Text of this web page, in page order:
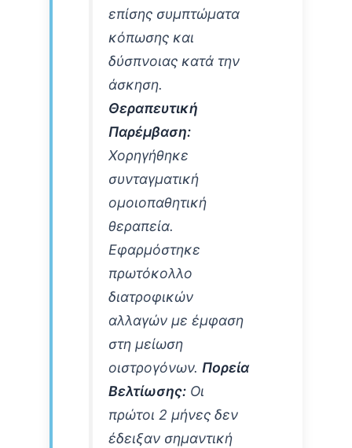
επίσης συμπτώματα
κόπωσης και
δύσπνοιας κατά την
άσκηση.
Θεραπευτική
Παρέμβαση:
Χορηγήθηκε
συνταγματική
ομοιοπαθητική
θεραπεία.
Εφαρμόστηκε
πρωτόκολλο
διατροφικών
αλλαγών με έμφαση
στη μείωση
οιστρογόνων.Πορεία
Βελτίωσης: Οι
πρώτοι 2 μήνες δεν
έδειξαν σημαντική